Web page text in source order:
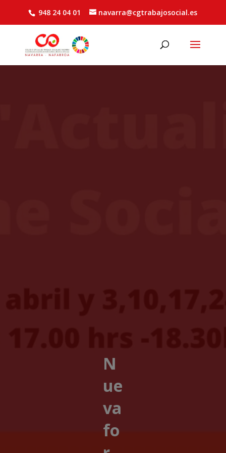
948 24 04 01 navarra@cgtrabajosocial.es
N
ue
va
fo